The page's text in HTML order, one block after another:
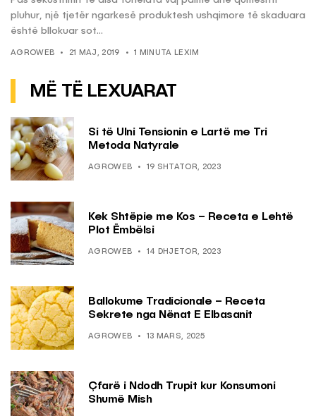
pluhur, një tjetër ngarkesë produktesh ushqimore të skaduara
është bllokuar sot...
AGROWEB 21 MAJ, 2019 1 MINUTA LEXIM
MË TË LEXUARAT
Si të Ulni Tensionin e Lartë me Tri
Metoda Natyrale
AGROWEB 19 SHTATOR, 2023
Kek Shtëpie me Kos – Receta e Lehtë
Plot Ëmbëlsi
AGROWEB 14 DHJETOR, 2023
Ballokume Tradicionale – Receta
Sekrete nga Nënat E Elbasanit
AGROWEB 13 MARS, 2025
Çfarë i Ndodh Trupit kur Konsumoni
Shumë Mish